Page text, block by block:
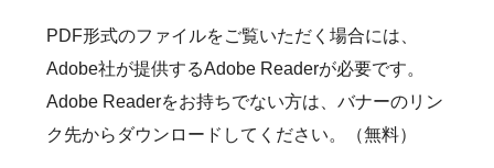
PDF形式のファイルをご覧いただく場合には、
Adobe社が提供するAdobe Readerが必要です。
Adobe Readerをお持ちでない方は、バナーのリン
ク先からダウンロードしてください。（無料）